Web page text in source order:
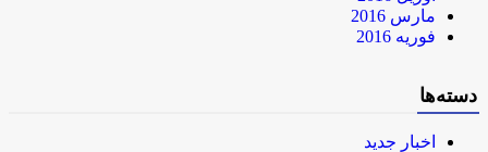
مارس 2016
فوریه 2016
دسته‌ها
اخبار جدید